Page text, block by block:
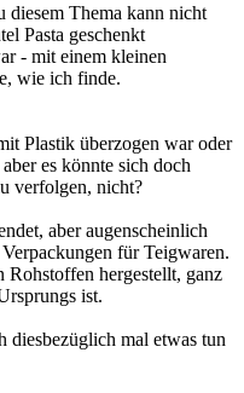
diesem Thema kann nicht
Pasta geschenkt
- mit einem kleinen
wie ich finde.
Plastik überzogen war oder
es könnte sich doch
verfolgen, nicht?
aber augenscheinlich
für Teigwaren.
Rohstoffen hergestellt, ganz
ist.
diesbezüglich mal etwas tun